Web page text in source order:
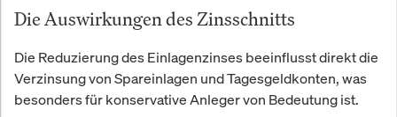
Die Auswirkungen des Zinsschnitts
Die Reduzierung des Einlagenzinses beeinflusst direkt die
Verzinsung von Spareinlagen und Tagesgeldkonten, was
besonders für konservative Anleger von Bedeutung ist.